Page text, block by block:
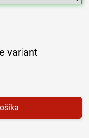
variant